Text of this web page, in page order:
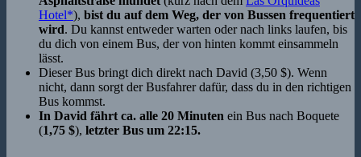
Hotel*), bist du auf dem Weg, der von Bussen frequentiert
wird. Du kannst entweder warten oder nach links laufen, bis
du dich von einem Bus, der von hinten kommt einsammeln
lässt.
Dieser Bus bringt dich direkt nach David (3,50 $). Wenn
nicht, dann sorgt der Busfahrer dafür, dass du in den richtigen
Bus kommst.
In David fährt ca. alle 20 Minuten ein Bus nach Boquete
(1,75 $), letzter Bus um 22:15.